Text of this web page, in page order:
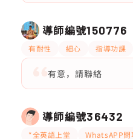
導師編號150776
有耐性 細心 指導功課
有意，請聯絡
導師編號36432
*全英語上堂 WhatsAPP問